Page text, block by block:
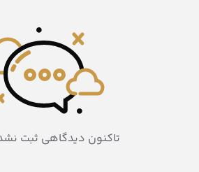
تاکنون دیدگاهی ثبت